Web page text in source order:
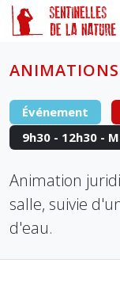
ANIMATIONS
Événement
9h30 - 12h30 -
Animation
salle, suivie
d'eau.
Panneau de gestion